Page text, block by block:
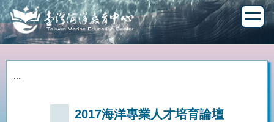
跳
到
主
要
內
:::
2017海洋專業人才培育論壇